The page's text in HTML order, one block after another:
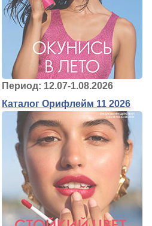
Период: 12.07-1.08.2026
Каталог Орифлейм 11 2026